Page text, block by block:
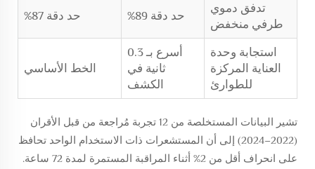
تدفق دموي
طرفي منخفض
حد دقة 89% حد دقة 87%
استجابة وحدة
العناية المركزة
للطوارئ
أسرع بـ 0.3
ثانية في
الكشف
الخط الأساسي
تشير البيانات المستخلصة من 12 تجربة مُراجعة من قبل الأقران
(2022–2024) إلى أن المستشعرات ذات الاستخدام الواحد تحافظ
على انحراف أقل من 2% أثناء المراقبة المستمرة لمدة 72 ساعة.